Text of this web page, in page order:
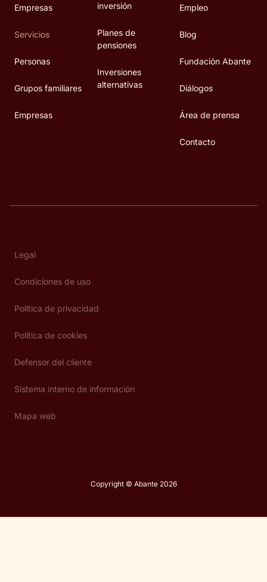
Empresas
Servicios
Personas
Grupos familiares
Empresas
inversión
Planes de
pensiones
Inversiones
alternativas
Empleo
Blog
Fundación Abante
Diálogos
Área de prensa
Contacto
Legal
Condiciones de uso
Política de privacidad
Política de cookies
Defensor del cliente
Sistema interno de información
Mapa web
Copyright © Abante 2026